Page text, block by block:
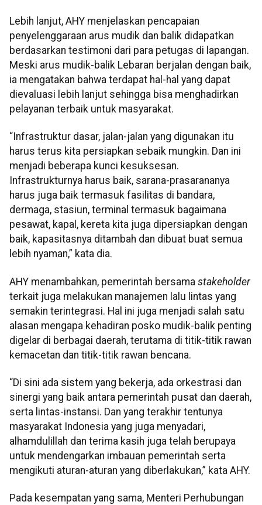
Lebih lanjut, AHY menjelaskan pencapaian
penyelenggaraan arus mudik dan balik didapatkan
berdasarkan testimoni dari para petugas di lapangan.
Meski arus mudik-balik Lebaran berjalan dengan baik,
ia mengatakan bahwa terdapat hal-hal yang dapat
dievaluasi lebih lanjut sehingga bisa menghadirkan
pelayanan terbaik untuk masyarakat.
“Infrastruktur dasar, jalan-jalan yang digunakan itu
harus terus kita persiapkan sebaik mungkin. Dan ini
menjadi beberapa kunci kesuksesan.
Infrastrukturnya harus baik, sarana-prasarananya
harus juga baik termasuk fasilitas di bandara,
dermaga, stasiun, terminal termasuk bagaimana
pesawat, kapal, kereta kita juga dipersiapkan dengan
baik, kapasitasnya ditambah dan dibuat buat semua
lebih nyaman,” kata dia.
AHY menambahkan, pemerintah bersama stakeholder
terkait juga melakukan manajemen lalu lintas yang
semakin terintegrasi. Hal ini juga menjadi salah satu
alasan mengapa kehadiran posko mudik-balik penting
digelar di berbagai daerah, terutama di titik-titik rawan
kemacetan dan titik-titik rawan bencana.
“Di sini ada sistem yang bekerja, ada orkestrasi dan
sinergi yang baik antara pemerintah pusat dan daerah,
serta lintas-instansi. Dan yang terakhir tentunya
masyarakat Indonesia yang juga menyadari,
alhamdulillah dan terima kasih juga telah berupaya
untuk mendengarkan imbauan pemerintah serta
mengikuti aturan-aturan yang diberlakukan,” kata AHY.
Pada kesempatan yang sama, Menteri Perhubungan